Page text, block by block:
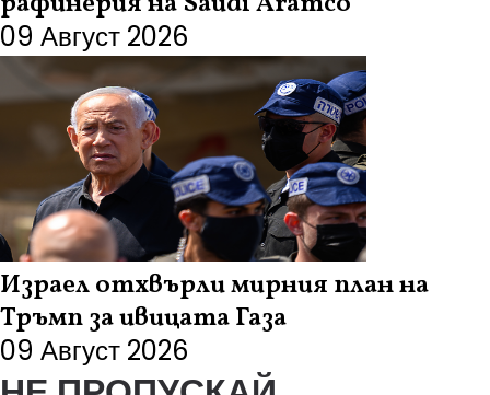
09 Август 2026
Израел отхвърли мирния план на
Тръмп за ивицата Газа
09 Август 2026